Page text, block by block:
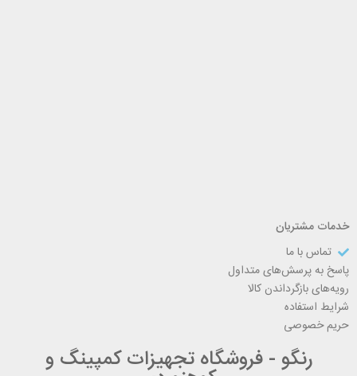
خدمات مشتریان
تماس با ما
پاسخ به پرسش‌های متداول
رویه‌های بازگرداندن کالا
شرایط استفاده
حریم خصوصی
رنگو - فروشگاه تجهیزات کمپینگ و